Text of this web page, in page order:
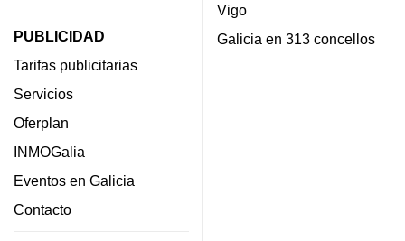
PUBLICIDAD
Tarifas publicitarias
Servicios
Oferplan
INMOGalia
Eventos en Galicia
Contacto
Vigo
Galicia en 313 concellos